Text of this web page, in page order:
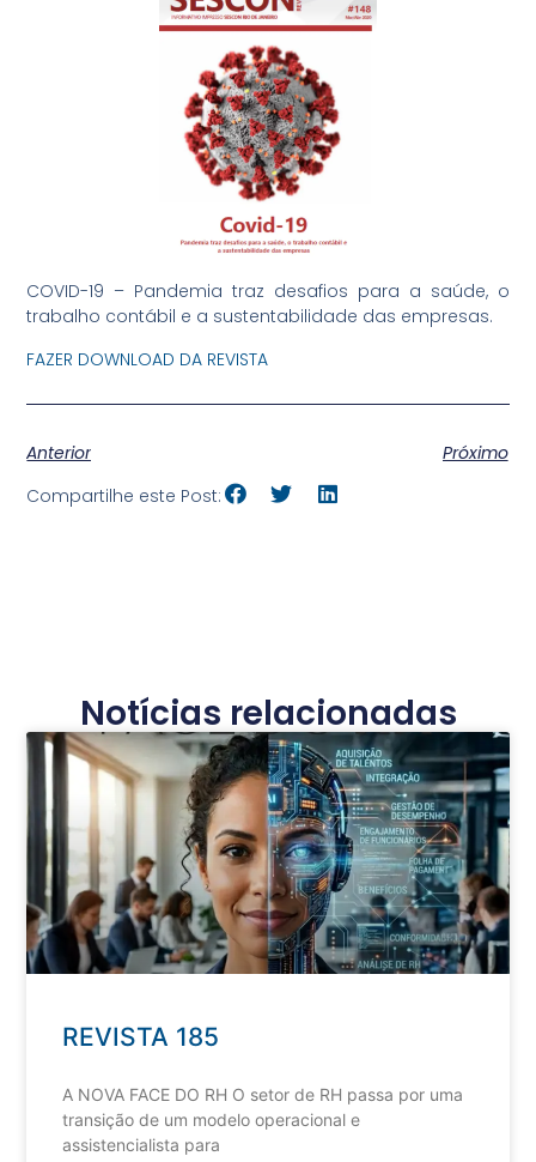
COVID-19 – Pandemia traz desafios para a saúde, o
trabalho contábil e a sustentabilidade das empresas.
FAZER DOWNLOAD DA REVISTA
Anterior
Próximo
Compartilhe este Post:
Notícias relacionadas
REVISTA 185
A NOVA FACE DO RH O setor de RH passa por uma
transição de um modelo operacional e
assistencialista para